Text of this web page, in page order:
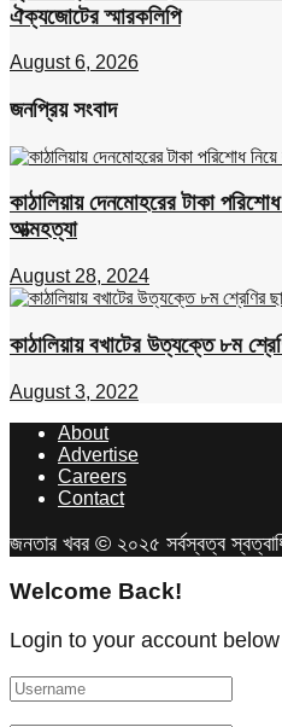
ঐক্যজোটের স্মারকলিপি
August 6, 2026
জনপ্রিয় সংবাদ
কাঠালিয়ায় দেনমোহরের টাকা
আত্মহত্যা
August 28, 2024
কাঠালিয়ায় বখাটের উত্যক্তে ৮ম
August 3, 2022
About
Advertise
Careers
Contact
জনতার খবর © ২০২৫ সর্বস্বত্ব
Welcome Back!
Login to your account below